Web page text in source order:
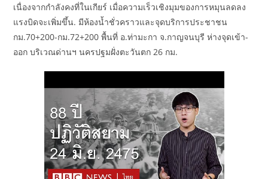
เนื่องจากกำลังคงที่ในเกียร์ เมื่อความเร็วเชิงมุมของการหมุนลดลง
แรงบิดจะเพิ่มขึ้น. มีห้องน้ำชั่วคราวและจุดบริการประชาชน
กม.70+200-กม.72+200 พื้นที่ อ.ท่ามะกา จ.กาญจนบุรี ห่างจุดเข้า-
ออก บริเวณด่านฯ นครปฐมฝั่งตะวันตก 26 กม.